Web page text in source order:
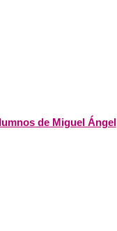
de Miguel Ángel